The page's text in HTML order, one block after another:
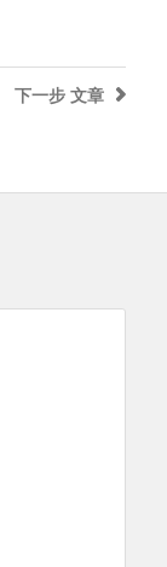
下一步 文章